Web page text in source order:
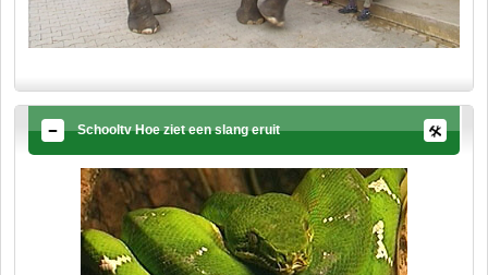
Schooltv Hoe ziet een slang eruit